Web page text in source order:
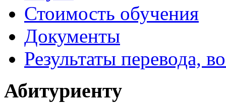
Стоимость обучения
Документы
Результаты перевода,
Абитуриенту